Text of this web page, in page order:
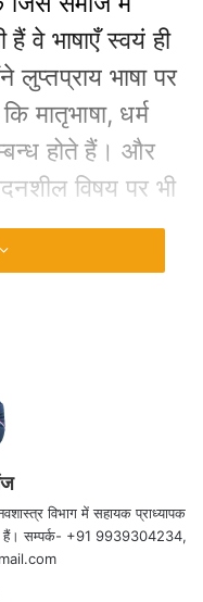
हैं वे भाषाएँ स्वयं ही
भाषा पर
मातृभाषा, धर्म
होते हैं। और
विषय पर भी
की तादाद अच्छी
भी अधिक मूल
मिलती है। सभी
है किन्तु उनके
अलग हैं।
की आवश्यकता
विभाग में सहायक प्राध्यापक
हैं। सम्पर्क- +91 9939304234,